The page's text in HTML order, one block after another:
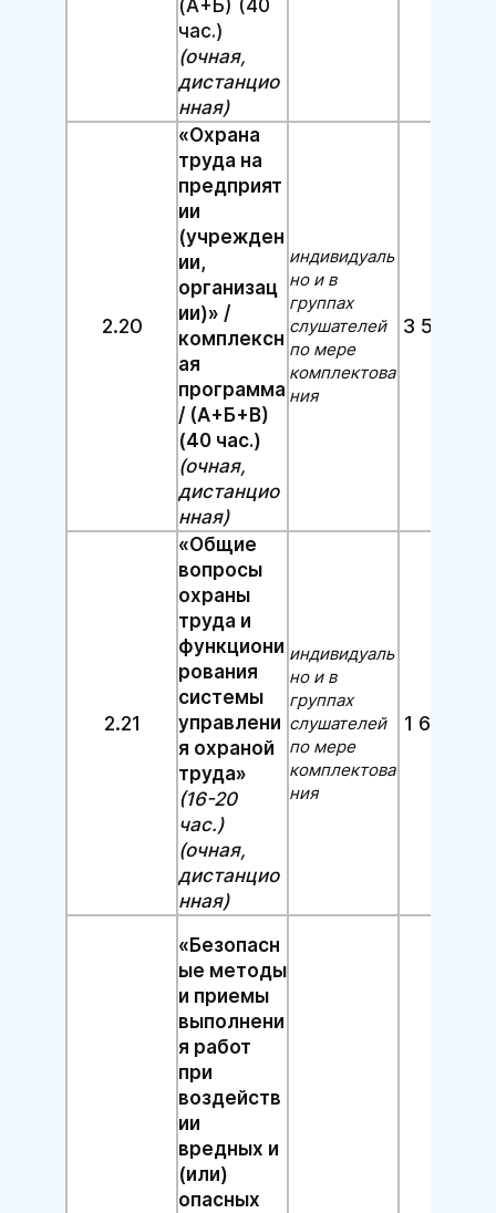
(А+Б) (40
час.)
(очная,
дистанцио
нная)
2.20
«Охрана
труда на
предприят
ии
(учрежден
ии,
организац
ии)» /
комплексн
ая
программа
/ (А+Б+В)
(40 час.)
(очная,
дистанцио
нная)
индивидуаль
но и в
группах
слушателей
по мере
комплектова
ния
3 500
2.21
«Общие
вопросы
охраны
труда и
функциони
рования
системы
управлени
я охраной
труда»
(16-20
час.)
(очная,
дистанцио
нная)
индивидуаль
но и в
группах
слушателей
по мере
комплектова
ния
1 600
«Безопасн
ые методы
и приемы
выполнени
я работ
при
воздейств
ии
вредных и
(или)
опасных